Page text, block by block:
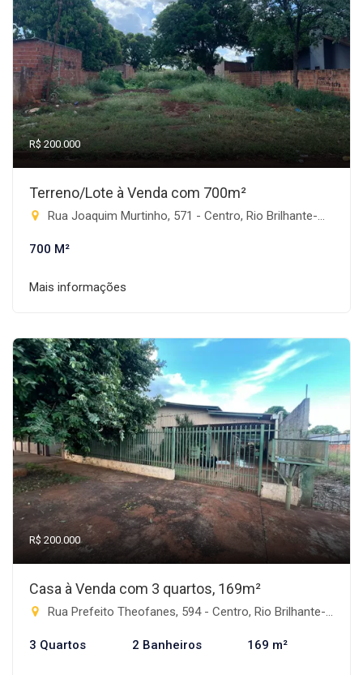
R$ 200.000
Terreno/Lote à Venda com 700m²
Rua Joaquim Murtinho, 571 - Centro, Rio Brilhante-MS
700 M²
Mais informações
R$ 200.000
Casa à Venda com 3 quartos, 169m²
Rua Prefeito Theofanes, 594 - Centro, Rio Brilhante-MS
3 Quartos 2 Banheiros 169 m²